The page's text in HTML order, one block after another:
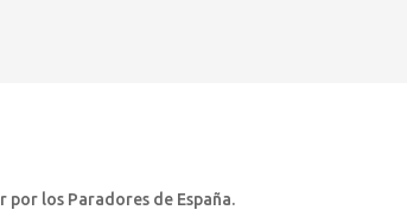
los Paradores de España.